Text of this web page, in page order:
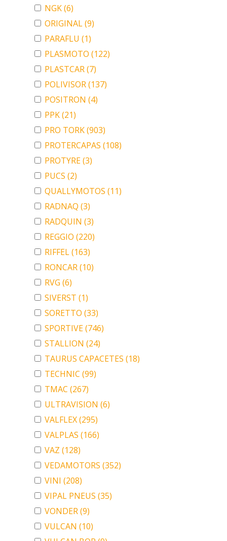
NGK(6)
ORIGINAL(9)
PARAFLU (1)
PLASMOTO (122)
PLASTCAR(7)
POLIVISOR(137)
POSITRON (4)
PPK(21)
PRO TORK(903)
PROTERCAPAS (108)
PROTYRE(3)
PUCS (2)
QUALLYMOTOS (11)
RADNAQ (3)
RADQUIN (3)
REGGIO (220)
RIFFEL(163)
RONCAR(10)
RVG (6)
SIVERST (1)
SORETTO (33)
SPORTIVE(746)
STALLION (24)
TAURUS CAPACETES (18)
TECHNIC (99)
TMAC (267)
ULTRAVISION (6)
VALFLEX(295)
VALPLAS (166)
VAZ (128)
VEDAMOTORS (352)
VINI (208)
VIPAL PNEUS (35)
VONDER(9)
VULCAN (10)